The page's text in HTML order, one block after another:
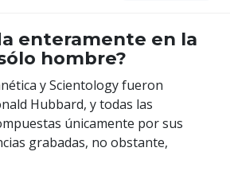
enteramente en la
hombre?
y Scientology fueron
Hubbard, y todas las
únicamente por sus
grabadas, no obstante,